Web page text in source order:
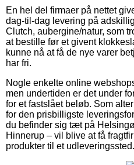
En hel del firmaer på nettet
dag-til-dag levering på
Clutch, aubergine/natur, som
at bestille før et givent
kunne nå at få de nye varer
har fri.
Nogle enkelte online
men undertiden er det under
for et fastslået beløb. Som
for den prisbilligste
du befinder sig tæt på
Hinnerup – vil blive at få
produkter til et udleveringssted.